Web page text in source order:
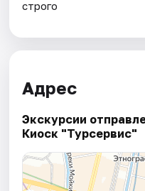
строго
Адрес
Экскурсии
Киоск "Турсервис"